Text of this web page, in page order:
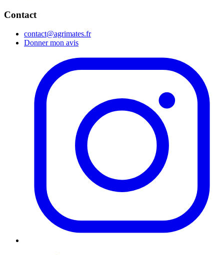
Contact
contact@agrimates.fr
Donner mon avis